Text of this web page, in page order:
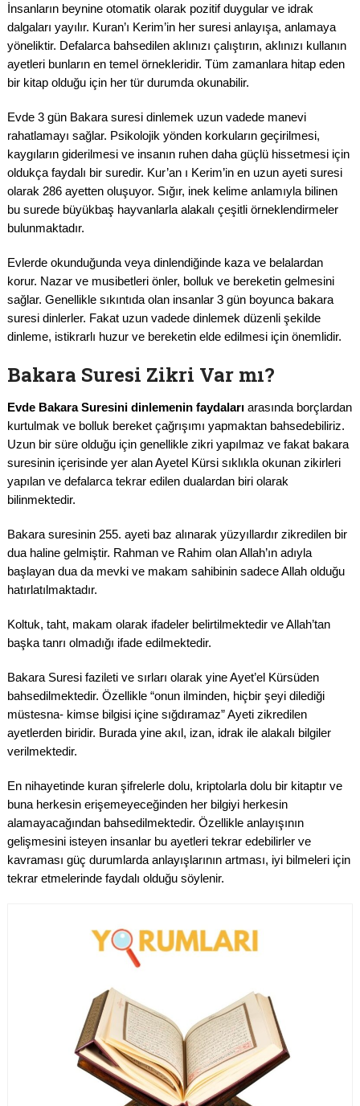
İnsanların beynine otomatik olarak pozitif duygular ve idrak
dalgaları yayılır. Kuran’ı Kerim’in her suresi anlayışa, anlamaya
yöneliktir. Defalarca bahsedilen aklınızı çalıştırın, aklınızı kullanın
ayetleri bunların en temel örnekleridir. Tüm zamanlara hitap eden
bir kitap olduğu için her tür durumda okunabilir.
Evde 3 gün Bakara suresi dinlemek uzun vadede manevi
rahatlamayı sağlar. Psikolojik yönden korkuların geçirilmesi,
kaygıların giderilmesi ve insanın ruhen daha güçlü hissetmesi için
oldukça faydalı bir suredir. Kur’an ı Kerim’in en uzun ayeti suresi
olarak 286 ayetten oluşuyor. Sığır, inek kelime anlamıyla bilinen
bu surede büyükbaş hayvanlarla alakalı çeşitli örneklendirmeler
bulunmaktadır.
Evlerde okunduğunda veya dinlendiğinde kaza ve belalardan
korur. Nazar ve musibetleri önler, bolluk ve bereketin gelmesini
sağlar. Genellikle sıkıntıda olan insanlar 3 gün boyunca bakara
suresi dinlerler. Fakat uzun vadede dinlemek düzenli şekilde
dinleme, istikrarlı huzur ve bereketin elde edilmesi için önemlidir.
Bakara Suresi Zikri Var mı?
Evde Bakara Suresini dinlemenin faydalarıarasında borçlardan
kurtulmak ve bolluk bereket çağrışımı yapmaktan bahsedebiliriz.
Uzun bir süre olduğu için genellikle zikri yapılmaz ve fakat bakara
suresinin içerisinde yer alan Ayetel Kürsi sıklıkla okunan zikirleri
yapılan ve defalarca tekrar edilen dualardan biri olarak
bilinmektedir.
Bakara suresinin 255. ayeti baz alınarak yüzyıllardır zikredilen bir
dua haline gelmiştir. Rahman ve Rahim olan Allah’ın adıyla
başlayan dua da mevki ve makam sahibinin sadece Allah olduğu
hatırlatılmaktadır.
Koltuk, taht, makam olarak ifadeler belirtilmektedir ve Allah’tan
başka tanrı olmadığı ifade edilmektedir.
Bakara Suresi fazileti ve sırları olarak yine Ayet’el Kürsüden
bahsedilmektedir. Özellikle “onun ilminden, hiçbir şeyi dilediği
müstesna- kimse bilgisi içine sığdıramaz” Ayeti zikredilen
ayetlerden biridir. Burada yine akıl, izan, idrak ile alakalı bilgiler
verilmektedir.
En nihayetinde kuran şifrelerle dolu, kriptolarla dolu bir kitaptır ve
buna herkesin erişemeyeceğinden her bilgiyi herkesin
alamayacağından bahsedilmektedir. Özellikle anlayışının
gelişmesini isteyen insanlar bu ayetleri tekrar edebilirler ve
kavraması güç durumlarda anlayışlarının artması, iyi bilmeleri için
tekrar etmelerinde faydalı olduğu söylenir.